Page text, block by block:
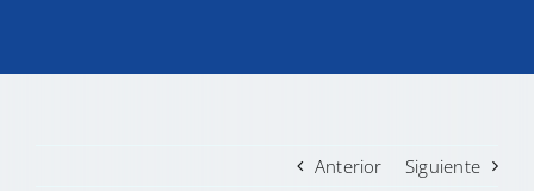
TRANSPARENCIA
Anterior Siguiente